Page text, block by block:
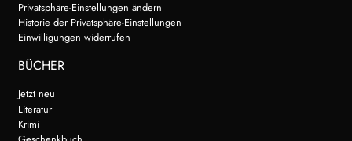
Privatsphäre-Einstellungen ändern
Historie der Privatsphäre-Einstellungen
Einwilligungen widerrufen
BÜCHER
Jetzt neu
Literatur
Krimi